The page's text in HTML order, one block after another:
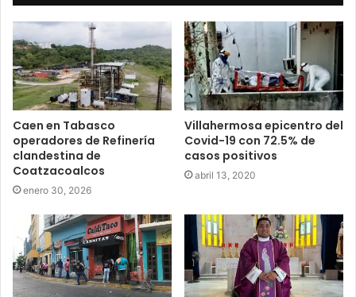
Caen en Tabasco
operadores de Refinería
clandestina de
Coatzacoalcos
enero 30, 2026
Villahermosa epicentro del
Covid-19 con 72.5% de
casos positivos
abril 13, 2020